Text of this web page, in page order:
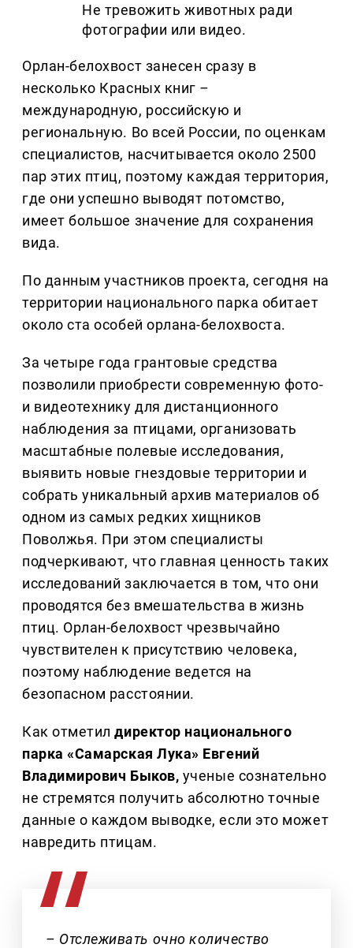
Не тревожить животных ради
фотографии или видео.
Орлан-белохвост занесен сразу в
несколько Красных книг –
международную, российскую и
региональную. Во всей России, по оценкам
специалистов, насчитывается около 2500
пар этих птиц, поэтому каждая территория,
где они успешно выводят потомство,
имеет большое значение для сохранения
вида.
По данным участников проекта, сегодня на
территории национального парка обитает
около ста особей орлана-белохвоста.
За четыре года грантовые средства
позволили приобрести современную фото-
и видеотехнику для дистанционного
наблюдения за птицами, организовать
масштабные полевые исследования,
выявить новые гнездовые территории и
собрать уникальный архив материалов об
одном из самых редких хищников
Поволжья. При этом специалисты
подчеркивают, что главная ценность таких
исследований заключается в том, что они
проводятся без вмешательства в жизнь
птиц. Орлан-белохвост чрезвычайно
чувствителен к присутствию человека,
поэтому наблюдение ведется на
безопасном расстоянии.
Как отметилдиректор национального
парка «Самарская Лука» Евгений
Владимирович Быков, ученые сознательно
не стремятся получить абсолютно точные
данные о каждом выводке, если это может
навредить птицам.
– Отслеживать очно количество